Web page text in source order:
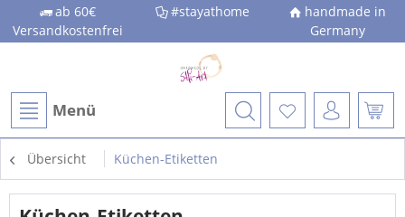
ab 60€
Versandkostenfrei
#stayathome
handmade in
Germany
Menü
Übersicht Küchen-Etiketten